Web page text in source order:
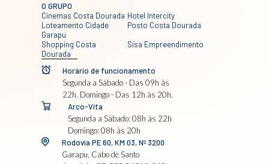
O GRUPO
Cinemas Costa Dourada Hotel Intercity
Loteamento Cidade
Garapu
Posto Costa Dourada
Shopping Costa
Dourada
Sisa Empreendimento
Horário de funcionamento
Segunda a Sábado - Das 09h às
22h. Domingo - Das 12h às 20h.
Arco-Vita
Segunda a Sábado: 08h às 22h
Domingo: 08h às 20h
Rodovia PE 60, KM 03, Nº 3200
Garapu, Cabo de Santo